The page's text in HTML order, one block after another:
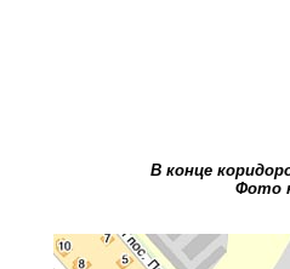
В конце
Фото